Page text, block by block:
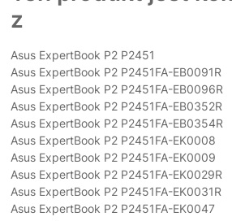
z
Asus ExpertBook P2 P2451
Asus ExpertBook P2 P2451FA-EB0091R
Asus ExpertBook P2 P2451FA-EB0096R
Asus ExpertBook P2 P2451FA-EB0352R
Asus ExpertBook P2 P2451FA-EB0354R
Asus ExpertBook P2 P2451FA-EK0008
Asus ExpertBook P2 P2451FA-EK0009
Asus ExpertBook P2 P2451FA-EK0029R
Asus ExpertBook P2 P2451FA-EK0031R
Asus ExpertBook P2 P2451FA-EK0047